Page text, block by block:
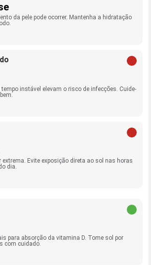
da pele pode ocorrer. Mantenha a hidratação
instável elevam o risco de infecções. Cuide-
extrema. Evite exposição direta ao sol nas horas
dia.
para absorção da vitamina D. Tome sol por
com cuidado.